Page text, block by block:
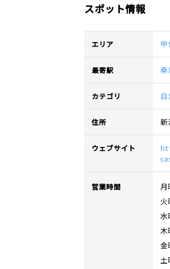
スポット情報
エリア 甲
最寄駅 桑
カテゴリ
住所
ウェブサイト
営業時間
水
木
金